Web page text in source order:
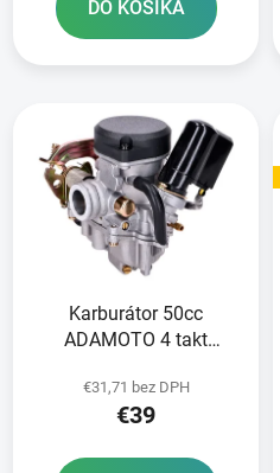
DO KOŠÍKA
Karburátor 50cc
ADAMOTO 4 takt
pumpičkou
€31,71 bez DPH
€39